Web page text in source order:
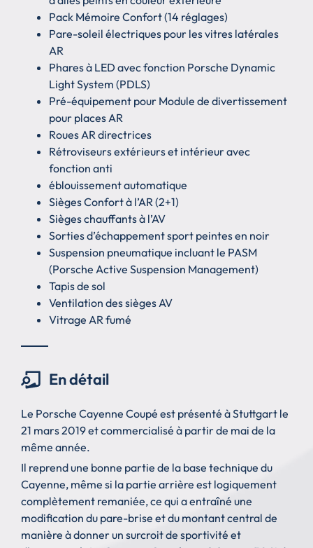
Pack Mémoire Confort (14 réglages)
Pare-soleil électriques pour les vitres latérales
AR
Phares à LED avec fonction Porsche Dynamic
Light System (PDLS)
Pré-équipement pour Module de divertissement
pour places AR
Roues AR directrices
Rétroviseurs extérieurs et intérieur avec
fonction anti
éblouissement automatique
Sièges Confort à l’AR (2+1)
Sièges chauffants à l’AV
Sorties d’échappement sport peintes en noir
Suspension pneumatique incluant le PASM
(Porsche Active Suspension Management)
Tapis de sol
Ventilation des sièges AV
Vitrage AR fumé
En détail
Le Porsche Cayenne Coupé est présenté à Stuttgart le
21 mars 2019 et commercialisé à partir de mai de la
même année.
Il reprend une bonne partie de la base technique du
Cayenne, même si la partie arrière est logiquement
complètement remaniée, ce qui a entraîné une
modification du pare-brise et du montant central de
manière à donner un surcroit de sportivité et